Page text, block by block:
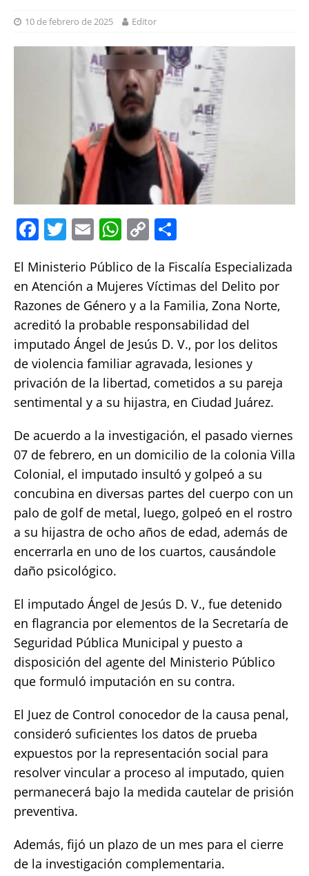
10 de febrero de 2025 Editor
F
c
e
b
o
o
k
T
it
te
r
E
ai
l
W
at
s
A
p
p
C
p
y
Li
n
k
a
re
El Ministerio Público de la Fiscalía Especializada
en Atención a Mujeres Víctimas del Delito por
Razones de Género y a la Familia, Zona Norte,
acreditó la probable responsabilidad del
imputado Ángel de Jesús D. V., por los delitos
de violencia familiar agravada, lesiones y
privación de la libertad, cometidos a su pareja
sentimental y a su hijastra, en Ciudad Juárez.
De acuerdo a la investigación, el pasado viernes
07 de febrero, en un domicilio de la colonia Villa
Colonial, el imputado insultó y golpeó a su
concubina en diversas partes del cuerpo con un
palo de golf de metal, luego, golpeó en el rostro
a su hijastra de ocho años de edad, además de
encerrarla en uno de los cuartos, causándole
daño psicológico.
El imputado Ángel de Jesús D. V., fue detenido
en flagrancia por elementos de la Secretaría de
Seguridad Pública Municipal y puesto a
disposición del agente del Ministerio Público
que formuló imputación en su contra.
El Juez de Control conocedor de la causa penal,
consideró suficientes los datos de prueba
expuestos por la representación social para
resolver vincular a proceso al imputado, quien
permanecerá bajo la medida cautelar de prisión
preventiva.
Además, fijó un plazo de un mes para el cierre
de la investigación complementaria.